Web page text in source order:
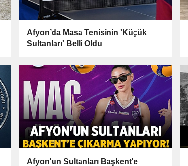
Afyon’da Masa Tenisinin 'Küçük
Sultanları' Belli Oldu
Afyon'un Sultanları Başkent'e